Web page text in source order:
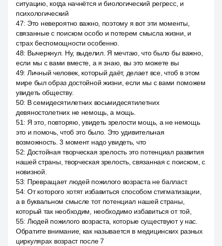
ситуацию, когда начнётся и биологический регресс, и
психологический
47: Это невероятно важно, поэтому я вот эти моменты,
связанные с поиском особо и потерем смысла жизни, и
страх беспомощности особенно.
48: Вычеркнул. Ну, выделил. Я мечтаю, что было бы важно,
если мы с вами вместе, а я знаю, вы это можете вы
49: Личный человек, который даёт, делает все, чтоб в этом
мире был образ достойной жизни, если мы с вами поможем
увидеть обществу.
50: В семидесятилетних восьмидесятилетних
девяностолетних не немощь, а мощь.
51: Я это, повторяю, увидеть зрелости мощь, а не немощь
это и помочь, чтоб это было. Это удивительная
возможность. 3 момент надо увидеть, что
52: Достойная творческая зрелость это потенциал развития
нашей страны, творческая зрелость, связанная с поиском, с
новизной.
53: Превращает людей пожилого возраста не балласт.
54: От которого хотят избавиться способом стигматизации,
а в буквальном смысле тот потенциал нашей страны,
который так необходим, необходимо избавиться от той,
55: Людей пожилого возраста, которые существуют у нас.
Обратите внимание, как называется в медицинских разных
циркулярах возраст после 7